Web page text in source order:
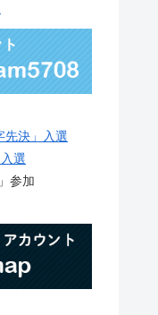
先決」入選
選
参加